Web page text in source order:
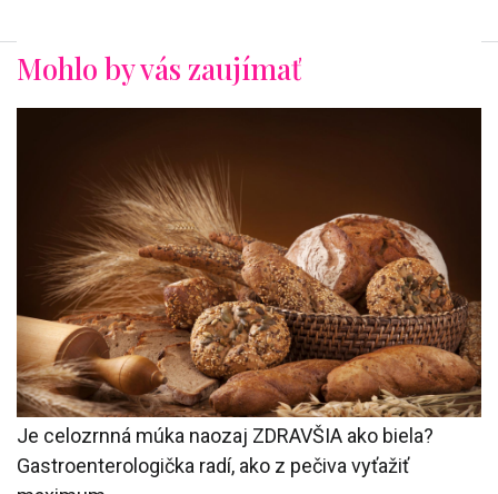
Mohlo by vás zaujímať
Je celozrnná múka naozaj ZDRAVŠIA ako biela?
Gastroenterologička radí, ako z pečiva vyťažiť